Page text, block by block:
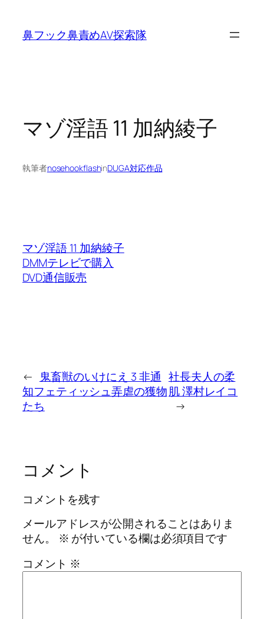
鼻フック鼻責めAV探索隊
マゾ淫語 11 加納綾子
執筆者nosehookflashinDUGA対応作品
マゾ淫語 11 加納綾子
DMMテレビで購入
DVD通信販売
←
鬼畜獣のいけにえ 3 非通
知フェティッシュ弄虐の獲物
たち
社長夫人の柔
肌 澤村レイコ
→
コメント
コメントを残す
メールアドレスが公開されることはありま
せん。
※ が付いている欄は必須項目です
コメント ※